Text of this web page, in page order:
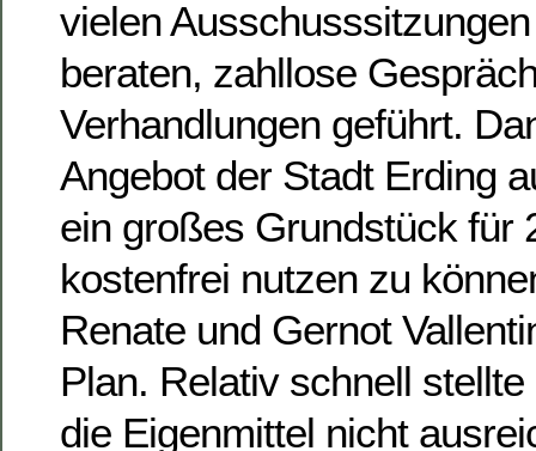
vielen
beraten, zahllose
Verhandlungen geführt.
Angebot der Stadt Erding
ein großes Grundstück für
kostenfrei nutzen zu
Renate und Gernot
Plan. Relativ schnell
die Eigenmittel nicht